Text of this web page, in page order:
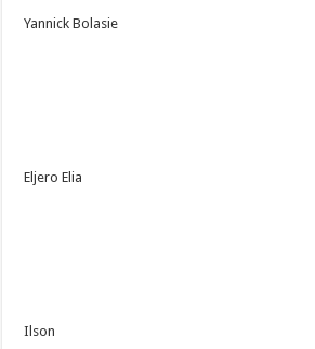
Yannick Bolasie
Eljero Elia
Ilson